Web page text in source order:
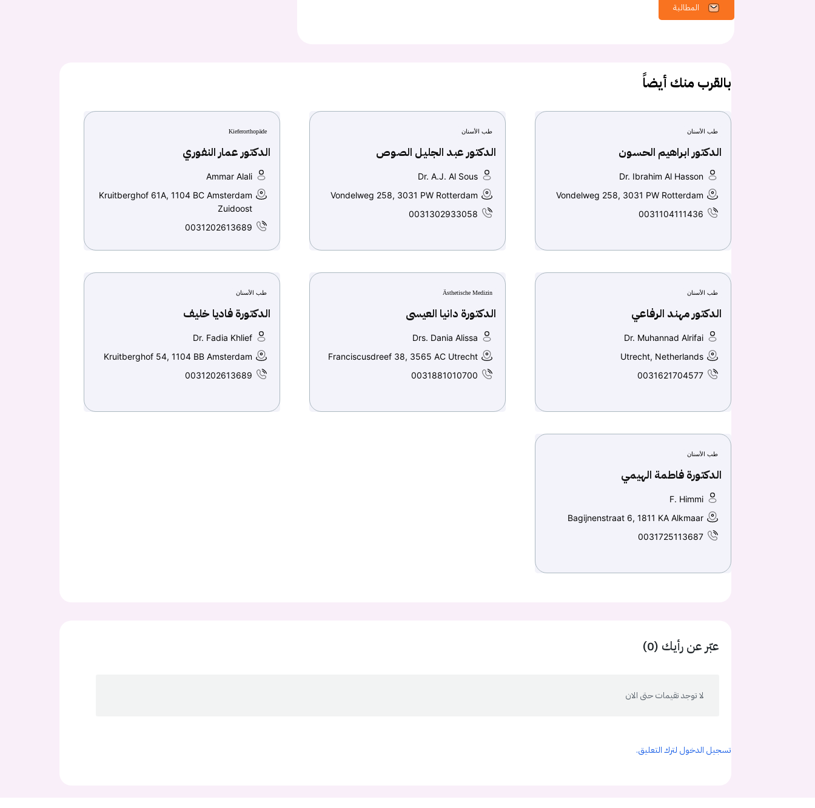
المطالبة
بالقرب منك أيضاً
طب الأسنان
الدكتور ابراهيم الحسون
Dr. Ibrahim Al Hasson
Vondelweg 258, 3031 PW Rotterdam
0031104111436
طب الأسنان
الدكتور عبد الجليل الصوص
Dr. A.J. Al Sous
Vondelweg 258, 3031 PW Rotterdam
0031302933058
Kieferorthopäde
الدكتور عمار النفوري
Ammar Alali
Kruitberghof 61A, 1104 BC Amsterdam
Zuidoost
0031202613689
طب الأسنان
الدكتور مهند الرفاعي
Dr. Muhannad Alrifai
Utrecht, Netherlands
0031621704577
Ästhetische Medizin
الدكتورة دانيا العيسى
Drs. Dania Alissa
Franciscusdreef 38, 3565 AC Utrecht
0031881010700
طب الأسنان
الدكتورة فاديا خليف
Dr. Fadia Khlief
Kruitberghof 54, 1104 BB Amsterdam
0031202613689
طب الأسنان
الدكتورة فاطمة الهيمي
F. Himmi
Bagijnenstraat 6, 1811 KA Alkmaar
0031725113687
عبّر عن رأيك (0)
لا توجد تقيمات حتى الان
تسجيل الدخول لترك التعليق.